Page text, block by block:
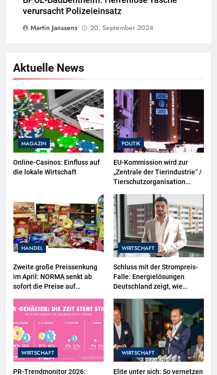
verursacht Polizeieinsatz
Martin Janssens
20. September 2024
Aktuelle News
MAGAZIN
Online-Casinos: Einfluss auf
die lokale Wirtschaft
POLITIK
EU-Kommission wird zur
„Zentrale der Tierindustrie“ /
Tierschutzorganisation
Projektion in Brüssel die
Nähe der EU-Kommission zur
Tierindustrie an
HANDEL
Zweite große Preissenkung
im April: NORMA senkt ab
sofort die Preise auf
zu 16 Prozent / Mit
LECKERROM, CREMISEE,
EXCELSIOR süßer und
herzhafter Genuss
WIRTSCHAFT
Schluss mit der Strompreis-
Falle: Energielösungen
Deutschland zeigt, wie
eigenen Energieversorgern
werden und dabei sogar Geld
verdienen
WIRTSCHAFT
PR-Trendmonitor 2026:
WIRTSCHAFT
Elite unter sich: So vernetzen